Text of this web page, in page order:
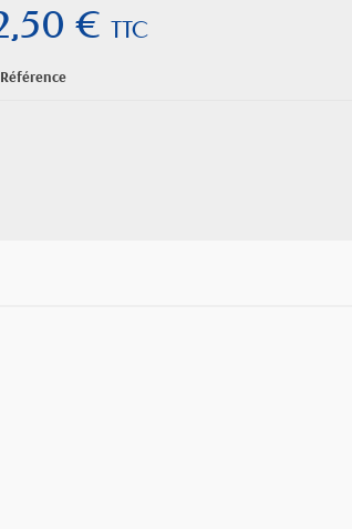
€TTC
Référence